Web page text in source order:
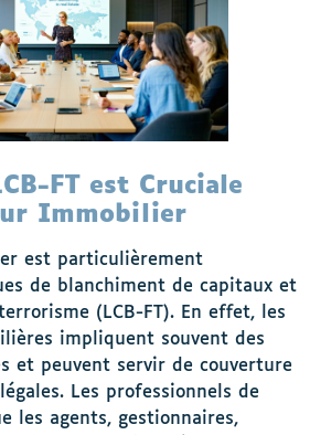
FT est Cruciale
Immobilier
est particulièrement
de blanchiment de capitaux et
(LCB-FT). En effet, les
impliquent souvent des
et peuvent servir de couverture
Les professionnels de
les agents, gestionnaires,